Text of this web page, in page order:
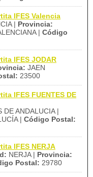
IFES Valencia
| Provincia:
| Código
IFES JODAR
JAEN
23500
IFES FUENTES DE
DE ANDALUCIA |
| Código Postal:
IFES NERJA
NERJA | Provincia:
Postal: 29780